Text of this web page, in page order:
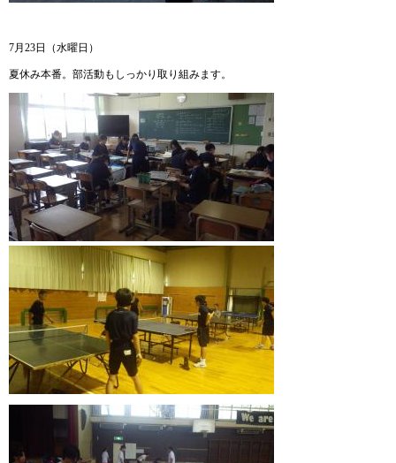
7月23日（水曜日）
夏休み本番。部活動もしっかり取り組みます。